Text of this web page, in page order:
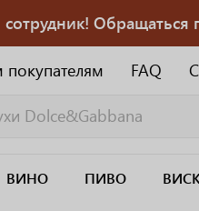
FAQ
ВИНО ПИВО